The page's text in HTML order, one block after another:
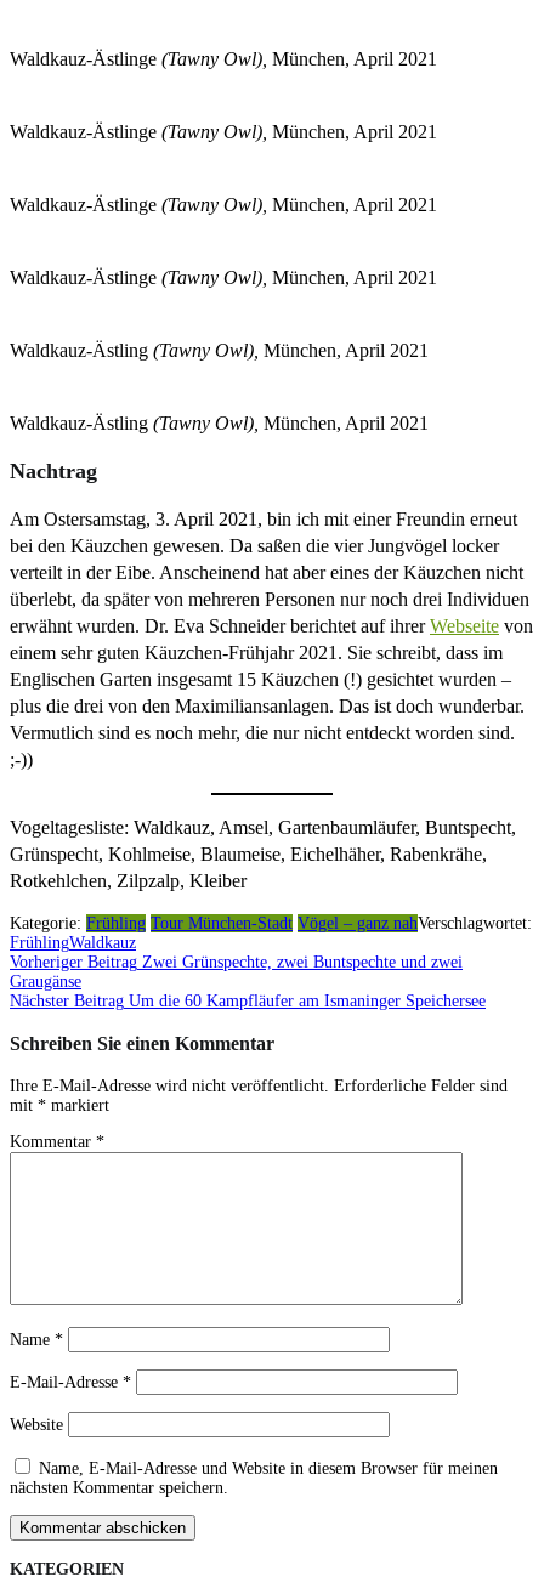
Waldkauz-Ästlinge (Tawny Owl), München, April 2021
Waldkauz-Ästlinge (Tawny Owl), München, April 2021
Waldkauz-Ästlinge (Tawny Owl), München, April 2021
Waldkauz-Ästlinge (Tawny Owl), München, April 2021
Waldkauz-Ästling (Tawny Owl), München, April 2021
Waldkauz-Ästling (Tawny Owl), München, April 2021
Nachtrag
Am Ostersamstag, 3. April 2021, bin ich mit einer Freundin erneut
bei den Käuzchen gewesen. Da saßen die vier Jungvögel locker
verteilt in der Eibe. Anscheinend hat aber eines der Käuzchen nicht
überlebt, da später von mehreren Personen nur noch drei Individuen
erwähnt wurden. Dr. Eva Schneider berichtet auf ihrerWebseite von
einem sehr guten Käuzchen-Frühjahr 2021. Sie schreibt, dass im
Englischen Garten insgesamt 15 Käuzchen (!) gesichtet wurden –
plus die drei von den Maximiliansanlagen. Das ist doch wunderbar.
Vermutlich sind es noch mehr, die nur nicht entdeckt worden sind.
;-))
Vogeltagesliste: Waldkauz, Amsel, Gartenbaumläufer, Buntspecht,
Grünspecht, Kohlmeise, Blaumeise, Eichelhäher, Rabenkrähe,
Rotkehlchen, Zilpzalp, Kleiber
Kategorie: Frühling Tour München-Stadt Vögel – ganz nahVerschlagwortet:
FrühlingWaldkauz
Beitragsnavigation
Vorheriger Beitrag Zwei Grünspechte, zwei Buntspechte und zwei
Graugänse
Nächster Beitrag Um die 60 Kampfläufer am Ismaninger Speichersee
Schreiben Sie einen Kommentar
Ihre E-Mail-Adresse wird nicht veröffentlicht. Erforderliche Felder sind
mit * markiert
Kommentar *
Name *
E-Mail-Adresse *
Website
Name, E-Mail-Adresse und Website in diesem Browser für meinen
nächsten Kommentar speichern.
Kommentar abschicken
KATEGORIEN